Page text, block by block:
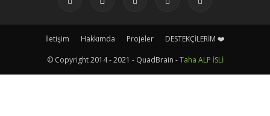
İletişim Hakkımda Projeler DESTEKÇİLERİM ❤️
© Copyright 2014 - 2021 - QuadBrain -Taha ALP İSLİ